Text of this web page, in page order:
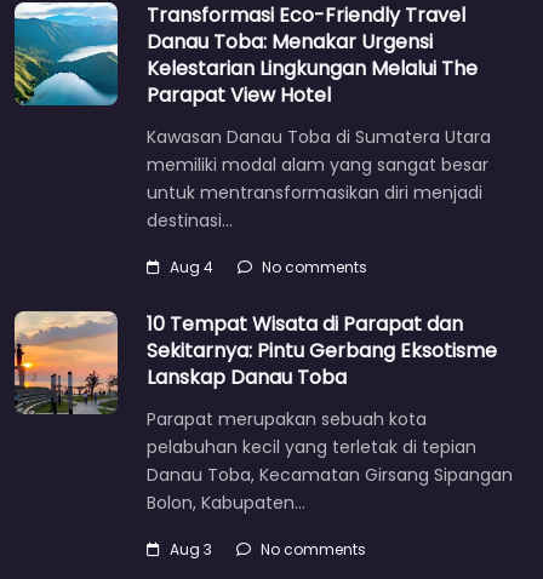
Transformasi Eco-Friendly Travel
Danau Toba: Menakar Urgensi
Kelestarian Lingkungan Melalui The
Parapat View Hotel
Kawasan Danau Toba di Sumatera Utara
memiliki modal alam yang sangat besar
untuk mentransformasikan diri menjadi
destinasi…
Aug 4 No comments
10 Tempat Wisata di Parapat dan
Sekitarnya: Pintu Gerbang Eksotisme
Lanskap Danau Toba
Parapat merupakan sebuah kota
pelabuhan kecil yang terletak di tepian
Danau Toba, Kecamatan Girsang Sipangan
Bolon, Kabupaten…
Aug 3 No comments